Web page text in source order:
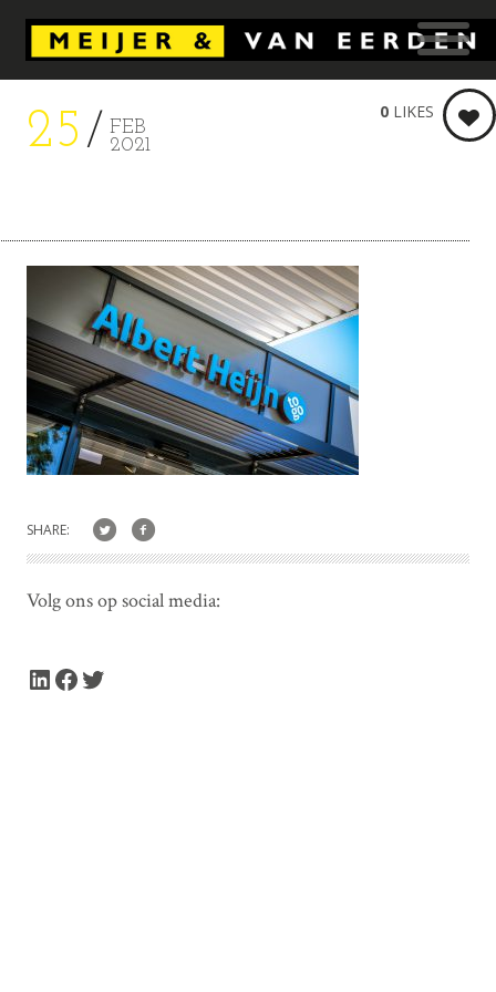
25
FEB
2021
0 LIKES
SHARE:
Volg ons op social media:
LinkedIn Facebook